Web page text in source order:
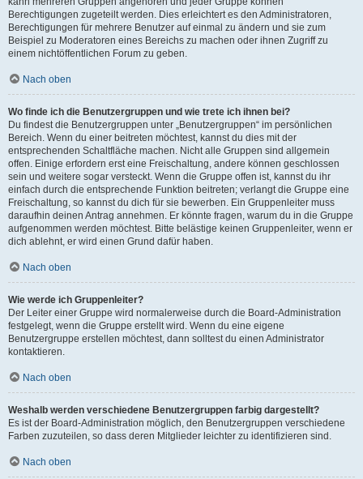
Berechtigungen zugeteilt werden. Dies erleichtert es den Administratoren,
Berechtigungen für mehrere Benutzer auf einmal zu ändern und sie zum
Beispiel zu Moderatoren eines Bereichs zu machen oder ihnen Zugriff zu
einem nichtöffentlichen Forum zu geben.
Nach oben
Wo finde ich die Benutzergruppen und wie trete ich ihnen bei?
Du findest die Benutzergruppen unter „Benutzergruppen“ im persönlichen
Bereich. Wenn du einer beitreten möchtest, kannst du dies mit der
entsprechenden Schaltfläche machen. Nicht alle Gruppen sind allgemein
offen. Einige erfordern erst eine Freischaltung, andere können geschlossen
sein und weitere sogar versteckt. Wenn die Gruppe offen ist, kannst du ihr
einfach durch die entsprechende Funktion beitreten; verlangt die Gruppe eine
Freischaltung, so kannst du dich für sie bewerben. Ein Gruppenleiter muss
daraufhin deinen Antrag annehmen. Er könnte fragen, warum du in die Gruppe
aufgenommen werden möchtest. Bitte belästige keinen Gruppenleiter, wenn er
dich ablehnt, er wird einen Grund dafür haben.
Nach oben
Wie werde ich Gruppenleiter?
Der Leiter einer Gruppe wird normalerweise durch die Board-Administration
festgelegt, wenn die Gruppe erstellt wird. Wenn du eine eigene
Benutzergruppe erstellen möchtest, dann solltest du einen Administrator
kontaktieren.
Nach oben
Weshalb werden verschiedene Benutzergruppen farbig dargestellt?
Es ist der Board-Administration möglich, den Benutzergruppen verschiedene
Farben zuzuteilen, so dass deren Mitglieder leichter zu identifizieren sind.
Nach oben